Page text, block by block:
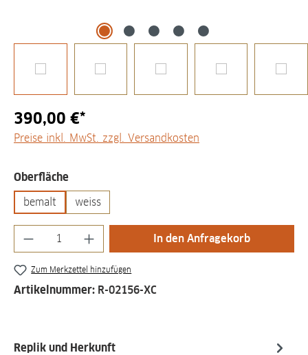
390,00 €*
Preise inkl. MwSt. zzgl. Versandkosten
Oberflächeauswählen
bemalt weiss
Produkt Anzahl: Gib den gewünschten
In den Anfragekorb
Zum Merkzettel hinzufügen
Artikelnummer: R-02156-XC
Replik und Herkunft